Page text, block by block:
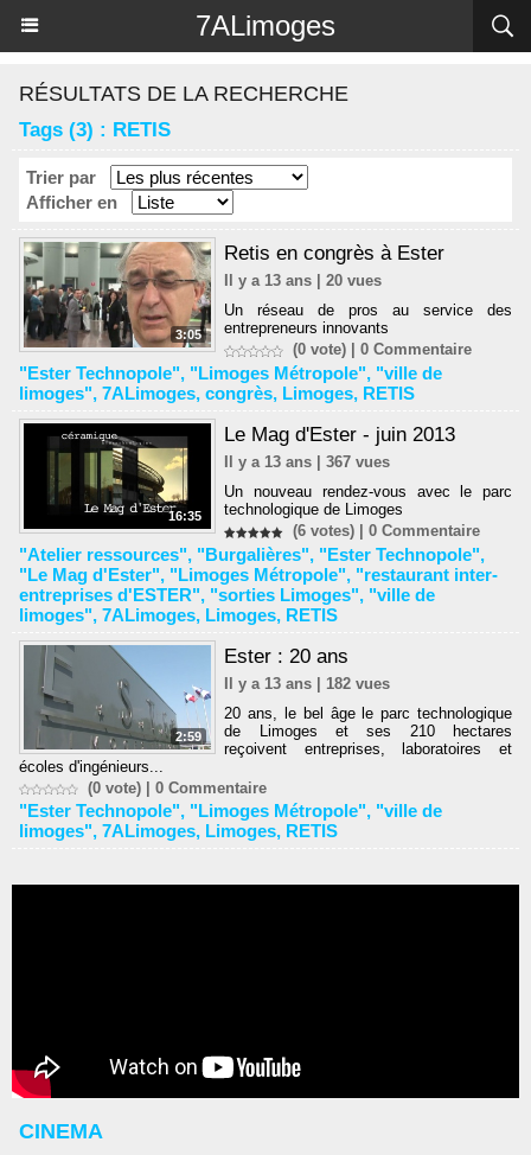
7ALimoges
RÉSULTATS DE LA RECHERCHE
Tags (3) : RETIS
Trier par
Afficher en
3:05
Retis en congrès à Ester
Il y a 13 ans | 20 vues
Un réseau de pros au service des
entrepreneurs innovants
(0 vote) |0 Commentaire
"Ester Technopole", "Limoges Métropole", "ville de
limoges", 7ALimoges, congrès, Limoges, RETIS
16:35
Le Mag d'Ester - juin 2013
Il y a 13 ans | 367 vues
Un nouveau rendez-vous avec le parc
technologique de Limoges
(6 votes) |0 Commentaire
"Atelier ressources", "Burgalières", "Ester Technopole",
"Le Mag d'Ester", "Limoges Métropole", "restaurant inter-
entreprises d'ESTER", "sorties Limoges", "ville de
limoges", 7ALimoges, Limoges, RETIS
2:59
Ester : 20 ans
Il y a 13 ans | 182 vues
20 ans, le bel âge le parc technologique
de Limoges et ses 210 hectares
reçoivent entreprises, laboratoires et
écoles d'ingénieurs...
(0 vote) | 0 Commentaire
"Ester Technopole", "Limoges Métropole", "ville de
limoges", 7ALimoges, Limoges, RETIS
CINEMA